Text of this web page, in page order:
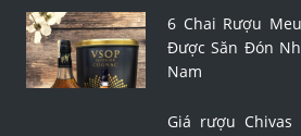
6 Chai Rượu
Được Săn Đón
Nam
Giá rượu